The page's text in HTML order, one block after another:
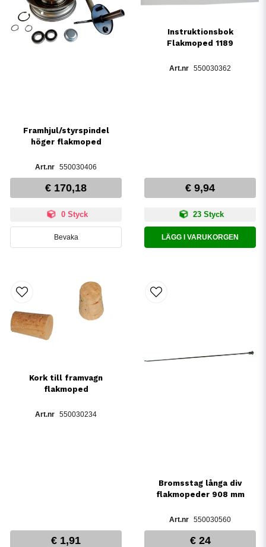
Framhjul/styrspindel
höger flakmoped
550030406
€ 170,18
0 Styck
Bevaka
Instruktionsbok
Flakmoped 1189
550030362
€ 9,94
23 Styck
LÄGG I VARUKORGEN
Kork till framvagn
flakmoped
550030234
€ 1,91
Bromsstag långa div
flakmopeder 908 mm
550030560
€ 24